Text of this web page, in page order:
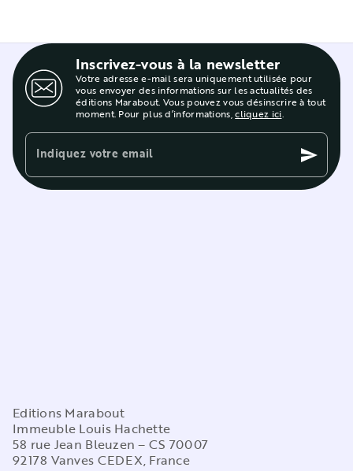
Inscrivez-vous à la newsletter
Votre adresse e-mail sera uniquement utilisée pour
vous envoyer des informations sur les actualités des
éditions Marabout. Vous pouvez vous désinscrire à tout
moment. Pour plus d’informations,cliquez ici.
Indiquez votre email send
Editions Marabout
Immeuble Louis Hachette
58 rue Jean Bleuzen – CS 70007
92178 Vanves CEDEX, France